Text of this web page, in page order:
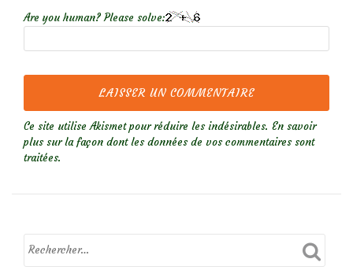
Are you human? Please solve:
Ce site utilise Akismet pour réduire les indésirables. En savoir
plus sur la façon dont les données de vos commentaires sont
traitées.